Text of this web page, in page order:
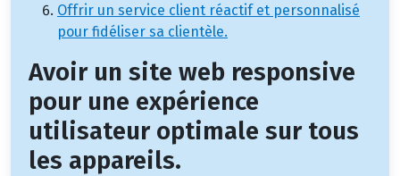
Offrir un service client réactif et personnalisé
pour fidéliser sa clientèle.
Avoir un site web responsive
pour une expérience
utilisateur optimale sur tous
les appareils.